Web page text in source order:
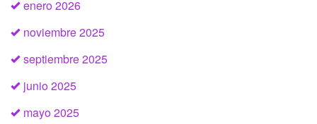
enero 2026
noviembre 2025
septiembre 2025
junio 2025
mayo 2025